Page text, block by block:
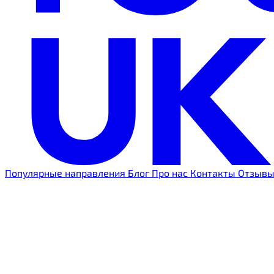
Популярные направления Блог Про нас Контакты Отзывы